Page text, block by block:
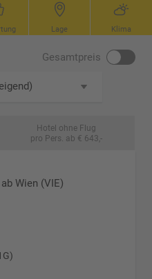
Lage Klima
Gesamtpreis
Hotel ohne Flug
pro Pers. ab € 643,-
Wien (VIE)